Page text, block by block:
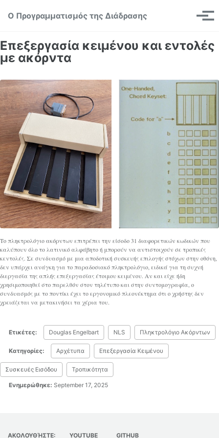
Ο Προγραμματισμός της Διάδρασης
Toggle
Επεξεργασία κειμένου και εντολές
με ακόρντα
Το πληκτρολόγιο ακόρντων επιτρέπει την είσοδο 31 διαφορετικών κωδικών που
καλύπουν όλο το λατινικό αλφάβητο ή μπορούν να αντιστοιχούν σε τροπικές
κεντολές. Σε συνδυασμό με μια αποδοτική συσκευής επιλογής στόχων στην οθόνη,
δεν υπάρχει ανάγκη για το παραδοσιακό πληκτρολόγιο, ειδικά για τη συχνή
διεργασία της απλής επεξεργασίας έτοιμου κειμένου. Αν και είχε ήδη
χρησιμοποιηθεί στο παρελθόν στον τηλέτυπο και στην συντομογραφία, ο
συνδυασμός με το ποντίκι έχει το εργονομικό πλεονέκτημα ότι ο χρήστης δεν
χρειάζεται να μετακινήσει τα χέρια του.
Ετικέτες: Douglas Engelbart NLS Πληκτρολόγιο Ακόρντων
Κατηγορίες: Αρχέτυπα Επεξεργασία Κειμένου
Συσκευές Εισόδου Τροπικότητα
Ενημερώθηκε: September 17, 2025
ΑΚΟΛΟΥΘΉΣΤΕ: YOUTUBE GITHUB